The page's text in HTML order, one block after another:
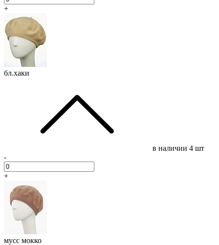
+
бл.хаки
в наличии 4 шт
-
+
мусс мокко